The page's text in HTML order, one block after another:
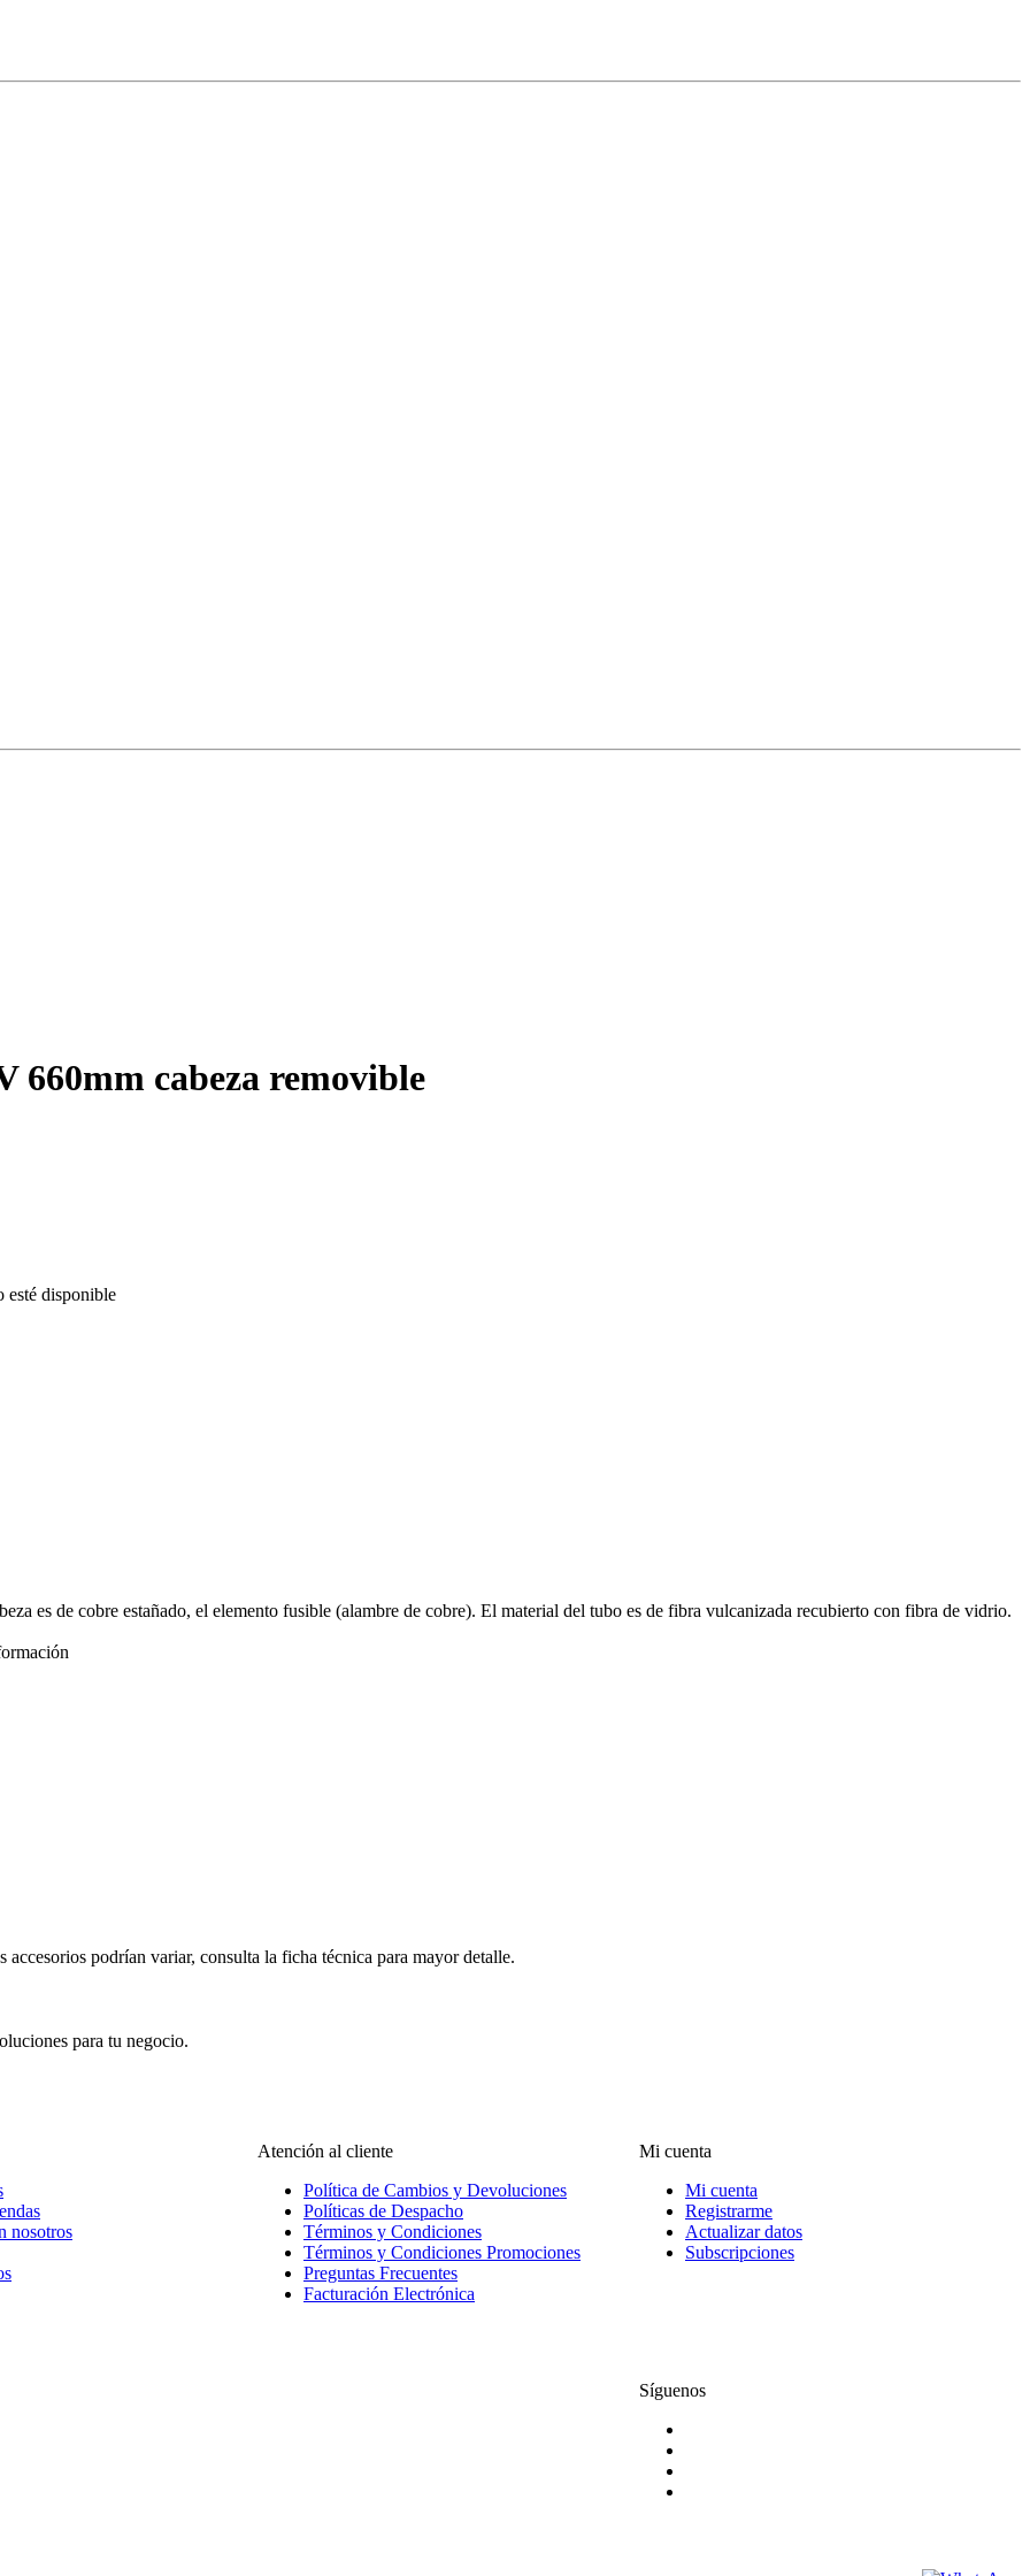
660mm cabeza removible
esté disponible
es de cobre estañado, el elemento fusible (alambre de cobre). El material del tubo es de fibra vulcanizada recubierto con fibra de vidrio.
podrían variar, consulta la ficha técnica para mayor detalle.
para tu negocio.
nosotros
Atención al cliente
Política de Cambios y Devoluciones
Políticas de Despacho
Términos y Condiciones
Términos y Condiciones Promociones
Preguntas Frecuentes
Facturación Electrónica
Mi cuenta
Mi cuenta
Registrarme
Actualizar datos
Subscripciones
Síguenos